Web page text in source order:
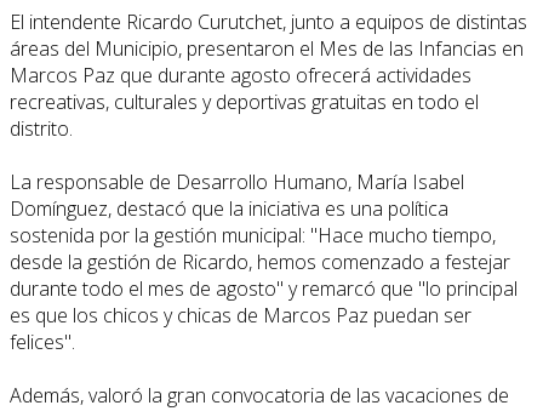
El intendente Ricardo Curutchet, junto a equipos de distintas
áreas del Municipio, presentaron el Mes de las Infancias en
Marcos Paz que durante agosto ofrecerá actividades
recreativas, culturales y deportivas gratuitas en todo el
distrito.
La responsable de Desarrollo Humano, María Isabel
Domínguez, destacó que la iniciativa es una política
sostenida por la gestión municipal: "Hace mucho tiempo,
desde la gestión de Ricardo, hemos comenzado a festejar
durante todo el mes de agosto" y remarcó que "lo principal
es que los chicos y chicas de Marcos Paz puedan ser
felices".
Además, valoró la gran convocatoria de las vacaciones de